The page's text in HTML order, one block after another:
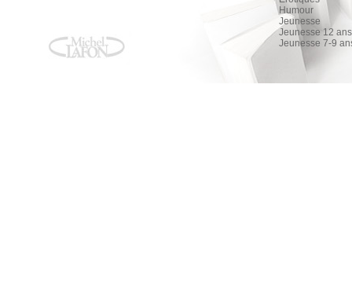
Humour
Jeunesse
Jeunesse 12
Jeunesse 7-9